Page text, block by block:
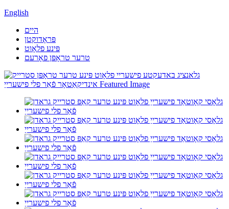
English
היים
פּראָדוקטן
פּינע פלאָוט
טרער טראָפּן פאָרעם